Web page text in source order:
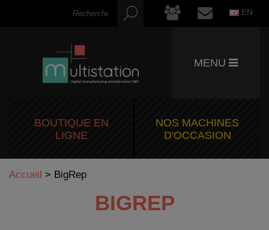
EN
MENU
BOUTIQUE EN
LIGNE
NOS MACHINES
D'OCCASION
Accueil > BigRep
BIGREP